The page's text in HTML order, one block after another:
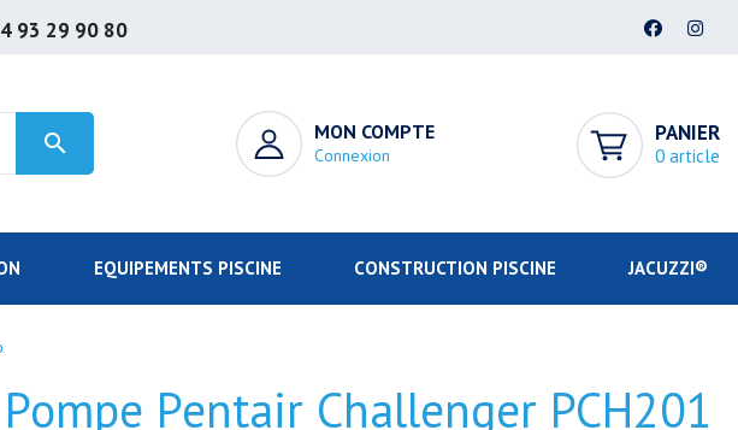
93 29 90 80
 MON COMPTE
Connexion
PANIER
0 article
EQUIPEMENTS PISCINE CONSTRUCTION PISCINE JACUZZI®
Pompe Pentair Challenger PCH201